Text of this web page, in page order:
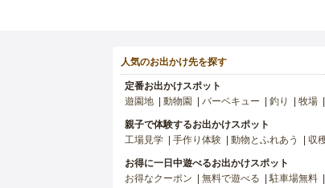
人気のお出かけ先を探す
定番お出かけスポット
遊園地
動物園 バーベキュー 釣り 牧場
親子で体験するお出かけスポット
工場見学
手作り体験 動物とふれあう 収
お得に一日中遊べるお出かけスポット
お得なクーポン
無料で遊べる 駐車場無料